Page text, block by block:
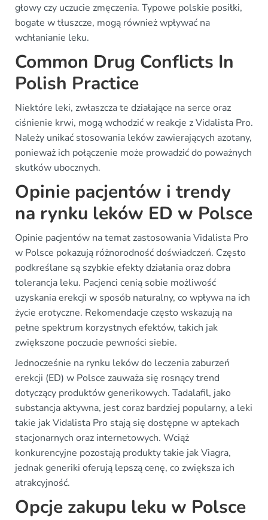
głowy czy uczucie zmęczenia. Typowe polskie posiłki,
bogate w tłuszcze, mogą również wpływać na
wchłanianie leku.
Common Drug Conflicts In
Polish Practice
Niektóre leki, zwłaszcza te działające na serce oraz
ciśnienie krwi, mogą wchodzić w reakcje z Vidalista Pro.
Należy unikać stosowania leków zawierających azotany,
ponieważ ich połączenie może prowadzić do poważnych
skutków ubocznych.
Opinie pacjentów i trendy
na rynku leków ED w Polsce
Opinie pacjentów na temat zastosowania Vidalista Pro
w Polsce pokazują różnorodność doświadczeń. Często
podkreślane są szybkie efekty działania oraz dobra
tolerancja leku. Pacjenci cenią sobie możliwość
uzyskania erekcji w sposób naturalny, co wpływa na ich
życie erotyczne. Rekomendacje często wskazują na
pełne spektrum korzystnych efektów, takich jak
zwiększone poczucie pewności siebie.
Jednocześnie na rynku leków do leczenia zaburzeń
erekcji (ED) w Polsce zauważa się rosnący trend
dotyczący produktów generikowych. Tadalafil, jako
substancja aktywna, jest coraz bardziej popularny, a leki
takie jak Vidalista Pro stają się dostępne w aptekach
stacjonarnych oraz internetowych. Wciąż
konkurencyjne pozostają produkty takie jak Viagra,
jednak generiki oferują lepszą cenę, co zwiększa ich
atrakcyjność.
Opcje zakupu leku w Polsce